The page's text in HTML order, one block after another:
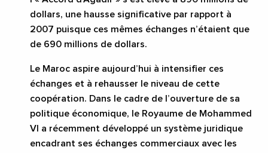
dollars, une hausse significative par rapport à
2007 puisque ces mêmes échanges n’étaient que
de 690 millions de dollars.
Le Maroc aspire aujourd’hui à intensifier ces
échanges et à rehausser le niveau de cette
coopération. Dans le cadre de l’ouverture de sa
politique économique, le Royaume de Mohammed
VI a récemment développé un système juridique
encadrant ses échanges commerciaux avec les